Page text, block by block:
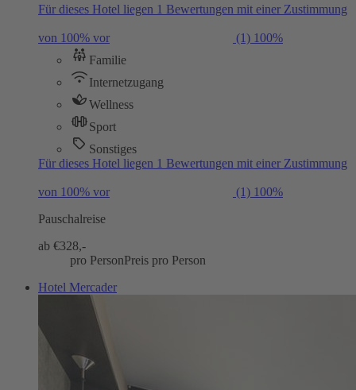
Für dieses Hotel liegen 1 Bewertungen mit einer Zustimmung
von 100% vor (1) 100%
Familie
Internetzugang
Wellness
Sport
Sonstiges
Für dieses Hotel liegen 1 Bewertungen mit einer Zustimmung
von 100% vor (1) 100%
Pauschalreise
ab €328,-
pro PersonPreis pro Person
Hotel Mercader